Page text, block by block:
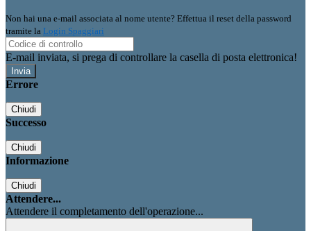
Non hai una e-mail associata al nome utente? Effettua il reset della password
tramite la Login Spaggiari
E-mail inviata, si prega di controllare la casella di posta elettronica!
Errore
Chiudi
Successo
Chiudi
Informazione
Chiudi
Attendere...
Attendere il completamento dell'operazione...